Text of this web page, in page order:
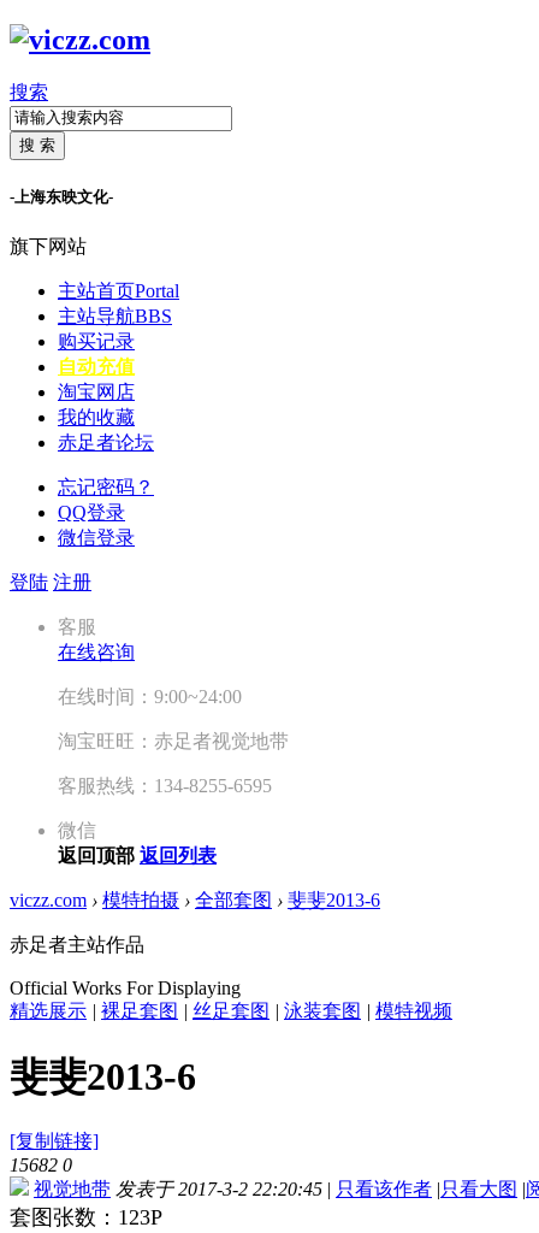
搜索
搜 索
-上海东映文化-
旗下网站
主站首页Portal
主站导航BBS
购买记录
自动充值
淘宝网店
我的收藏
赤足者论坛
忘记密码？
QQ登录
微信登录
登陆 注册
客服
在线咨询
在线时间：9:00~24:00
淘宝旺旺：赤足者视觉地带
客服热线：134-8255-6595
微信
返回顶部 返回列表
viczz.com › 模特拍摄 › 全部套图 › 斐斐2013-6
赤足者主站作品
Official Works For Displaying
精选展示 | 裸足套图 | 丝足套图 | 泳装套图 | 模特视频
斐斐2013-6
[复制链接]
15682 0
视觉地带 发表于 2017-3-2 22:20:45 | 只看该作者 |只看大图 |
套图张数：123P